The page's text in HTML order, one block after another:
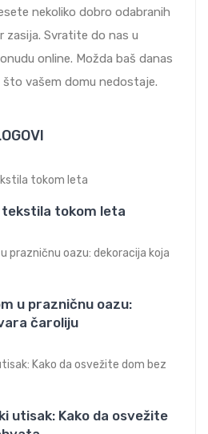
nekoliko dobro odabranih
Svratite do nas u
online. Možda baš danas
što vašem domu nedostaje.
tekstila tokom leta
u prazničnu oazu:
čaroliju
utisak: Kako da osvežite